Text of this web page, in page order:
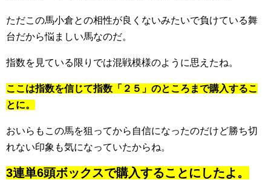
ただこの馬小倉との相性が良くないみたいで負けている舞
台だから悩ましい馬なのだ。
指数を見ている限りでは混戦模様のように思えたね。
ここは指数を信じて指数「２５」のところまで購入するこ
とに。
おいらもこの馬を狙ってから自信になったのだけど勝ち切
れない印象も気になっていたからね。
3連単6頭ボックスで購入することにしたよ。